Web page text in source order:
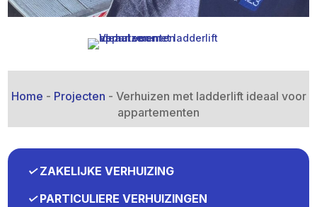
Home - Projecten - Verhuizen met ladderlift ideaal voor
appartementen
✓ZAKELIJKE VERHUIZING
✓PARTICULIERE VERHUIZINGEN